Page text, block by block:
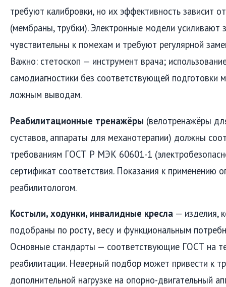
требуют калибровки, но их эффективность зависит
(мембраны, трубки). Электронные модели усиливают
чувствительны к помехам и требуют регулярной
Важно: стетоскоп — инструмент врача;
самодиагностики без соответствующей подготовки
ложным выводам.
Реабилитационные тренажёры (велотренажёры
суставов, аппараты для механотерапии) должны
требованиям ГОСТ Р МЭК 60601-1
сертификат соответствия. Показания к применению
реабилитологом.
Костыли, ходунки, инвалидные кресла — изделия,
подобраны по росту, весу и функциональным
Основные стандарты — соответствующие ГОСТ на
реабилитации. Неверный подбор может привести к
дополнительной нагрузке на опорно-двигательный